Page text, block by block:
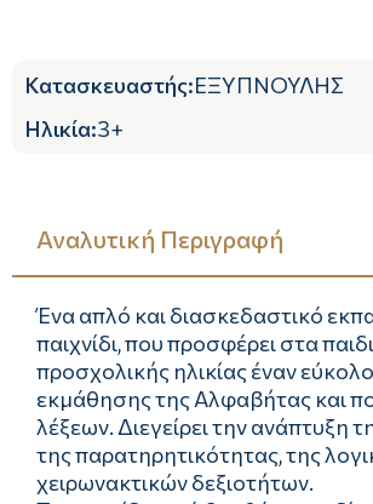
Κατασκευαστής:ΕΞΥΠΝΟΥΛΗΣ
Ηλικία:3+
Αναλυτική Περιγραφή
Ένα απλό και διασκεδαστικό
παιχνίδι, που προσφέρει στα
προσχολικής ηλικίας έναν
εκμάθησης της Αλφαβήτας και
λέξεων. Διεγείρει την ανάπτυξη
της παρατηρητικότητας, της
χειρωνακτικών δεξιοτήτων.